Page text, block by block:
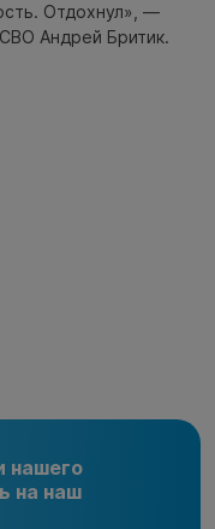
Отдохнул», —
Андрей Бритик.
нашего
на наш